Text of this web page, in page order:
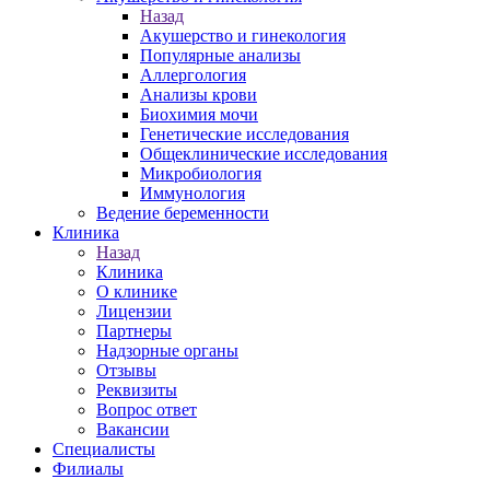
Назад
Акушерство и гинекология
Популярные анализы
Аллергология
Анализы крови
Биохимия мочи
Генетические исследования
Общеклинические исследования
Микробиология
Иммунология
Ведение беременности
Клиника
Назад
Клиника
О клинике
Лицензии
Партнеры
Надзорные органы
Отзывы
Реквизиты
Вопрос ответ
Вакансии
Специалисты
Филиалы